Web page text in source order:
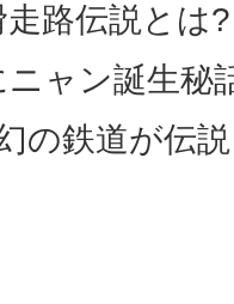
走路伝説とは
ニャン誕生秘
の鉄道が伝